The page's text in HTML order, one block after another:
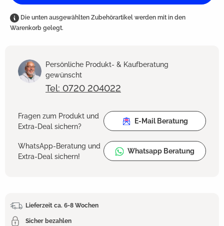
Die unten ausgewählten Zubehörartikel werden mit in den
Warenkorb gelegt.
Persönliche Produkt- & Kaufberatung
gewünscht
Tel: 0720 204022
Fragen zum Produkt und
Extra-Deal sichern?
E-Mail Beratung
WhatsApp-Beratung und
Extra-Deal sichern!
Whatsapp Beratung
Lieferzeit ca. 6-8 Wochen
Sicher bezahlen